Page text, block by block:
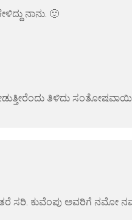
ನಾನು. 🙂
ತಿಳಿದು
ಸರಿ. ಕುವೆಂಪು ಅವರಿಗೆ ನಮೋ